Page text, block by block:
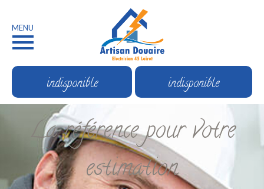
MENU
indisponible indisponible
La référence pour votre
estimation